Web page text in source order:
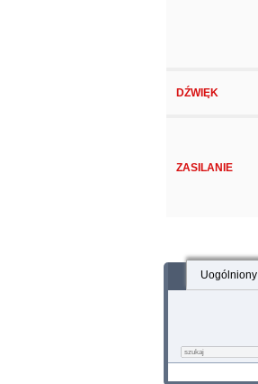
DŹWIĘK
ZASILANIE
Uogólniony